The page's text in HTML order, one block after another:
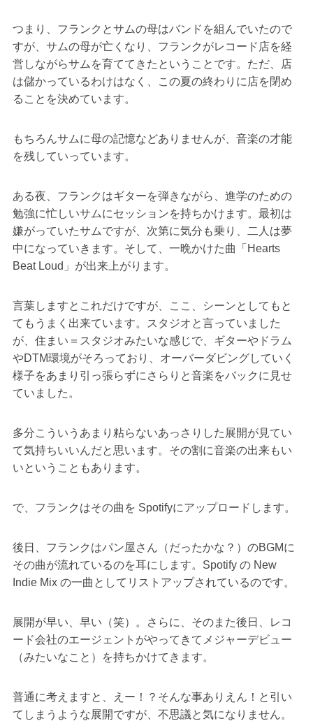
つまり、フランクとサムの母はバンドを組んでいたので
すが、サムの母が亡くなり、フランクがレコード店を経
営しながらサムを育ててきたということです。ただ、店
は儲かっているわけはなく、この夏の終わりに店を閉め
ることを決めています。
もちろんサムに母の記憶などありませんが、音楽の才能
を残していっています。
ある夜、フランクはギターを弾きながら、進学のための
勉強に忙しいサムにセッションを持ちかけます。最初は
嫌がっていたサムですが、次第に気分も乗り、二人は夢
中になっていきます。そして、一晩かけた曲「Hearts
Beat Loud」が出来上がります。
言葉しますとこれだけですが、ここ、シーンとしてもと
てもうまく出来ています。スタジオと言っていました
が、住まい＝スタジオみたいな感じで、ギターやドラム
やDTM環境がそろっており、オーバーダビングしていく
様子をあまり引っ張らずにさらりと音楽をバックに見せ
ていました。
多分こういうあまり粘らないあっさりした展開が見てい
て気持ちいいんだと思います。その割に音楽の出来もい
いということもあります。
で、フランクはその曲を Spotifyにアップロードします。
後日、フランクはパン屋さん（だったかな？）のBGMに
その曲が流れているのを耳にします。Spotify の New
Indie Mix の一曲としてリストアップされているのです。
展開が早い、早い（笑）。さらに、そのまた後日、レコ
ード会社のエージェントがやってきてメジャーデビュー
（みたいなこと）を持ちかけてきます。
普通に考えますと、えー！？そんな事ありえん！と引い
てしまうような展開ですが、不思議と気になりません。